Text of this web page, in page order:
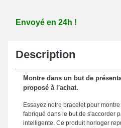
Envoyé en 24h !
Description
Montre dans un but de
proposé à l'achat.
Essayez notre bracelet pour
fabriqué dans le but de s'accorder
intelligente. Ce produit horloger